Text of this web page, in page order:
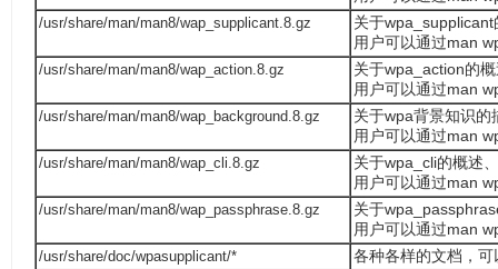
/usr/share/man/man8/wap_supplicant.8.gz
关于
用户可以通过man
/usr/share/man/man8/wap_action.8.gz
关于wpa_action的
用户可以通过man
/usr/share/man/man8/wap_background.8.gz
关于wpa背景知识的
用户可以通过man
/usr/share/man/man8/wap_cli.8.gz
关于wpa_cli的概述
用户可以通过man
/usr/share/man/man8/wap_passphrase.8.gz
关于
用户可以通过man
/usr/share/doc/wpasupplicant/*
各种各样的文档，